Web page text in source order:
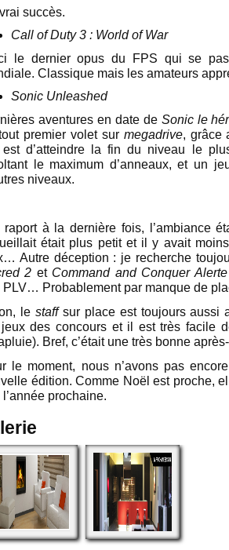
succès.
Call of Duty 3 : World of War
le dernier opus du FPS qui se
Classique mais les amateurs
Sonic Unleashed
aventures en date de Sonic le
premier volet sur megadrive, grâce
est d’atteindre la fin du niveau le
le maximum d’anneaux, et un
niveaux.
raport à la dernière fois, l’ambiance
était plus petit et il y avait
Autre déception : je recherche
2 et Command and Conquer
PLV… Probablement par manque de
le staffsur place est toujours aussi
jeux des concours et il est très facile
Bref, c’était une très bonne
le moment, nous n’avons pas
édition. Comme Noël est proche,
l’année prochaine.